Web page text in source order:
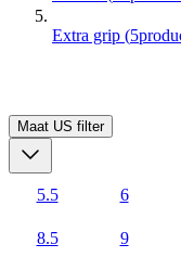
Extra grip (5
Maat US filter
5.5 6
8.5 9